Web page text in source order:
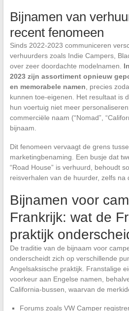
Bijnamen van
recent fenomeen
Sinds 2022-2023 communiceren
verhuurders zoals Indie Campers,
over zeer doordachte modelnamen.
2023 zijn assortiment opnieuw
en memorabele namen, precies
kunnen toe-eigenen. Het resultaat is
hun voertuig niet meer
commerciële naam (“Nomad”,
bijnaam.
Dit fenomeen vervaagt de grens
marketingbenaming. Een busje dat
“Road House” is verhuurd, behoudt
reisverhalen van de huurder, zelfs na
Bijnamen voor
Frankrijk: wat de
praktijk
De traditie van de bijnaam voor
onderscheidt zich op verschillende
Angelsaksische praktijk. Franstalige
voorkeur aan Engelse namen,
California-bussen, waarvan de
Forums zoals VW Camper